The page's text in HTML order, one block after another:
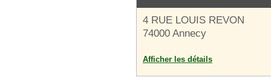
4 RUE LOUIS REVON
74000 Annecy
Afficher les détails